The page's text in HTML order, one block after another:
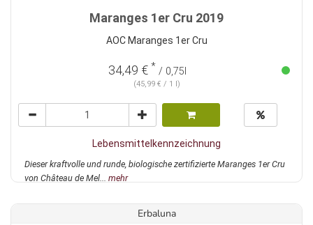
Maranges 1er Cru 2019
AOC Maranges 1er Cru
34,49 € * / 0,75l
(45,99 € / 1 l)
Lebensmittelkennzeichnung
Dieser kraftvolle und runde, biologische zertifizierte Maranges 1er Cru
von Château de Mel... mehr
Erbaluna